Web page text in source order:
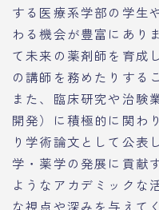
する医療系学部の学生
わる機会が豊富にあり
て未来の薬剤師を育成
の講師を務めたりする
また、臨床研究や治験
開発）に積極的に関わ
り学術論文として公表
学・薬学の発展に貢献
ようなアカデミックな
な視点や深みを与えて